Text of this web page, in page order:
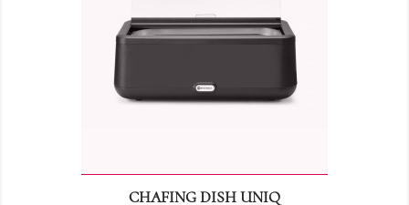
CHAFING DISH UNIQ